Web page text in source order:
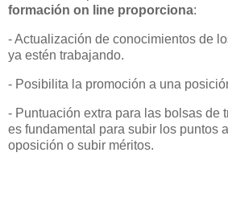
formación on line proporciona:
- Actualización de conocimientos de
ya estén trabajando.
- Posibilita la promoción a una
- Puntuación extra para las bolsas de
es fundamental para subir los puntos
oposición o subir méritos.